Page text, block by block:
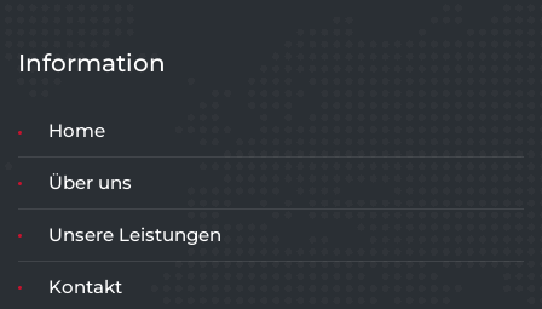
Information
Home
Über uns
Unsere Leistungen
Kontakt